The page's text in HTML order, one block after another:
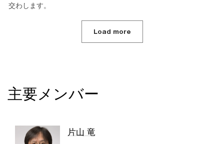
交わします。
Load more
主要メンバー
片山 竜